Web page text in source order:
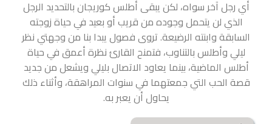
أي رجل آخر سواه، لكن يبقى أطلس كوريجان بالتحديد الرجل
الذي لن يتحمل وجوده من قريب أو بعيد في حياة زوجته
السابقة وابنته الرضيعة. تروى فصول يبدا بنا من وجهتي نظر
ليلي وأطلس بالتناوب، فتمنح القارئ نظرة أعمق في حياة
أطلس الماضية، بينما يعاود الاتصال بليلي ويشعل من جديد
قصة الحب التي جمعتهما في سنوات المراهقة، وأثناء ذلك
يحاول أن يعبر به.